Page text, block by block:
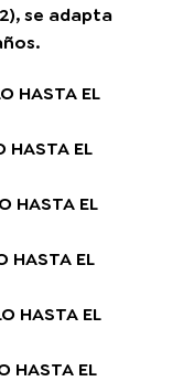
se adapta
HASTA EL
HASTA EL
HASTA EL
HASTA EL
HASTA EL
HASTA EL